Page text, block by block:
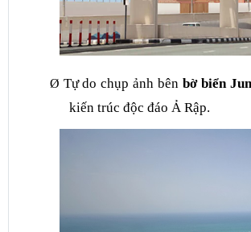
Ø Tự do chụp ảnh bên bờ biển
kiến trúc độc đáo Ả Rập.